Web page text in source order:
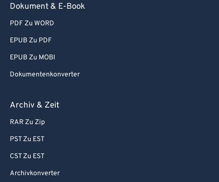
Dokument & E-Book
PDF Zu WORD
EPUB Zu PDF
EPUB Zu MOBI
Dokumentenkonverter
Archiv & Zeit
RAR Zu Zip
PST Zu EST
CST Zu EST
Archivkonverter